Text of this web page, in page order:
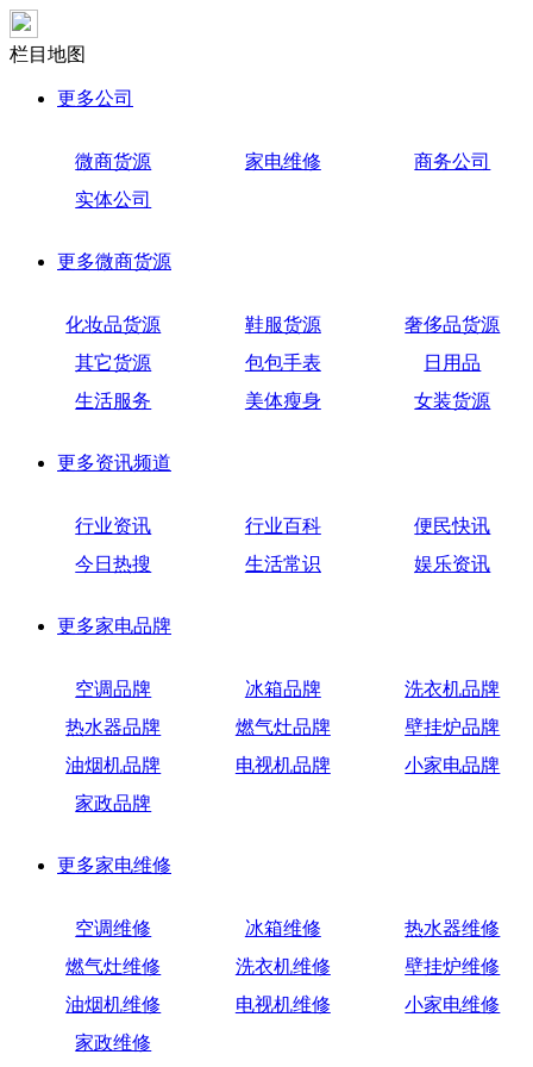
栏目地图
更多公司
微商货源 家电维修
商务公司
实体公司
更多微商货源
化妆品货源 鞋服货源
奢侈品货源
其它货源
包包手表
日用品
生活服务
美体瘦身 女装货源
更多资讯频道
行业资讯 行业百科
便民快讯
今日热搜
生活常识 娱乐资讯
更多家电品牌
空调品牌 冰箱品牌
洗衣机品牌
热水器品牌
燃气灶品牌
壁挂炉品牌
油烟机品牌
电视机品牌
小家电品牌
家政品牌
更多家电维修
空调维修 冰箱维修
热水器维修
燃气灶维修
洗衣机维修
壁挂炉维修
油烟机维修
电视机维修
小家电维修
家政维修